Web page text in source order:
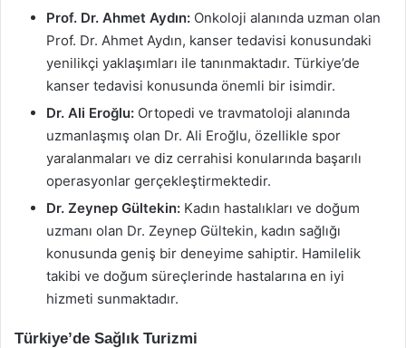
Prof. Dr. Ahmet Aydın: Onkoloji alanında uzman olan
Prof. Dr. Ahmet Aydın, kanser tedavisi konusundaki
yenilikçi yaklaşımları ile tanınmaktadır. Türkiye’de
kanser tedavisi konusunda önemli bir isimdir.
Dr. Ali Eroğlu: Ortopedi ve travmatoloji alanında
uzmanlaşmış olan Dr. Ali Eroğlu, özellikle spor
yaralanmaları ve diz cerrahisi konularında başarılı
operasyonlar gerçekleştirmektedir.
Dr. Zeynep Gültekin: Kadın hastalıkları ve doğum
uzmanı olan Dr. Zeynep Gültekin, kadın sağlığı
konusunda geniş bir deneyime sahiptir. Hamilelik
takibi ve doğum süreçlerinde hastalarına en iyi
hizmeti sunmaktadır.
Türkiye’de Sağlık Turizmi